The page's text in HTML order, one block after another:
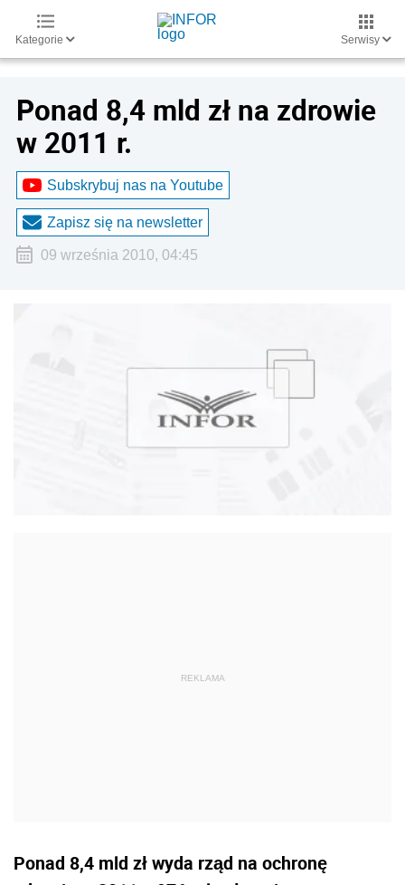
Kategorie Serwisy
Ponad 8,4 mld zł na zdrowie
w 2011 r.
Subskrybuj nas na Youtube
Zapisz się na newsletter
09 września 2010, 04:45
Ponad 8,4 mld zł wyda rząd na ochronę